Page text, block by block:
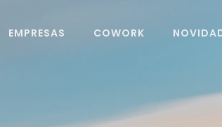
EMPRESAS COWORK